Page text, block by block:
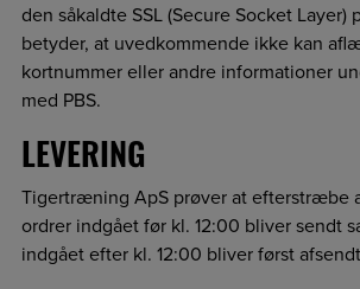
den såkaldte SSL (Secure Socket Layer)
betyder, at uvedkommende ikke kan
kortnummer eller andre informationer
med PBS.
LEVERING
Tigertræning ApS prøver at efterstræbe
ordrer indgået før kl. 12:00 bliver sendt
indgået efter kl. 12:00 bliver først